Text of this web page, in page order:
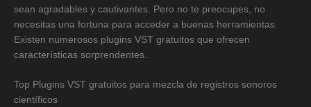
sean agradables y cautivantes. Pero no te preocupes, no
necesitas una fortuna para acceder a buenas herramientas.
Existen numerosos plugins VST gratuitos que ofrecen
características sorprendentes.
Top Plugins VST gratuitos para mezcla de registros sonoros
científicos